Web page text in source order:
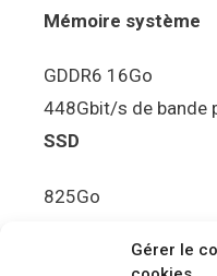
Gérer le
Mémoire système
GDDR6 16Go
448Gbit/s de bande
SSD
825Go
5.5Gbit/s de bande
Disque de jeu PS5